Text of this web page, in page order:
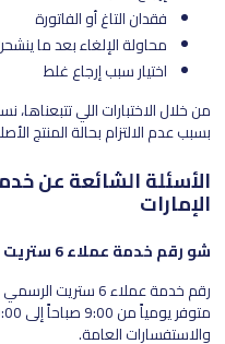
فقدان التاغ أو الفاتورة
محاولة الإلغاء بعد ما
اختيار سبب إرجاع غلط
من خلال الاختبارات اللي
بسبب عدم الالتزام بحالة المنتج
الإمارات
شو رقم خدمة عملاء 6 ستريت في الإمارات؟
والاستفسارات العامة.